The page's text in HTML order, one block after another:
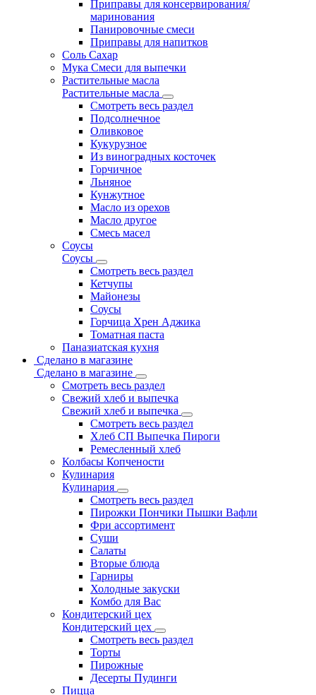
Приправы для консервирования/
маринования
Панировочные смеси
Приправы для напитков
Соль Сахар
Мука Смеси для выпечки
Растительные масла
Растительные масла
Смотреть весь раздел
Подсолнечное
Оливковое
Кукурузное
Из виноградных косточек
Горчичное
Льняное
Кунжутное
Масло из орехов
Масло другое
Смесь масел
Соусы
Соусы
Смотреть весь раздел
Кетчупы
Майонезы
Соусы
Горчица Хрен Аджика
Томатная паста
Паназиатская кухня
Сделано в магазине
Сделано в магазине
Смотреть весь раздел
Свежий хлеб и выпечка
Свежий хлеб и выпечка
Смотреть весь раздел
Хлеб СП Выпечка Пироги
Ремесленный хлеб
Колбасы Копчености
Кулинария
Кулинария
Смотреть весь раздел
Пирожки Пончики Пышки Вафли
Фри ассортимент
Суши
Салаты
Вторые блюда
Гарниры
Холодные закуски
Комбо для Вас
Кондитерский цех
Кондитерский цех
Смотреть весь раздел
Торты
Пирожные
Десерты Пудинги
Пицца